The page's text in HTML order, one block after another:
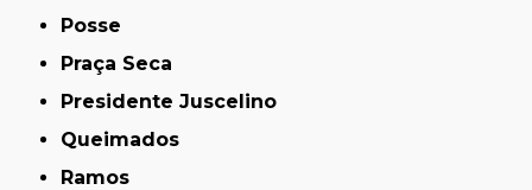
Posse
Praça Seca
Presidente Juscelino
Queimados
Ramos